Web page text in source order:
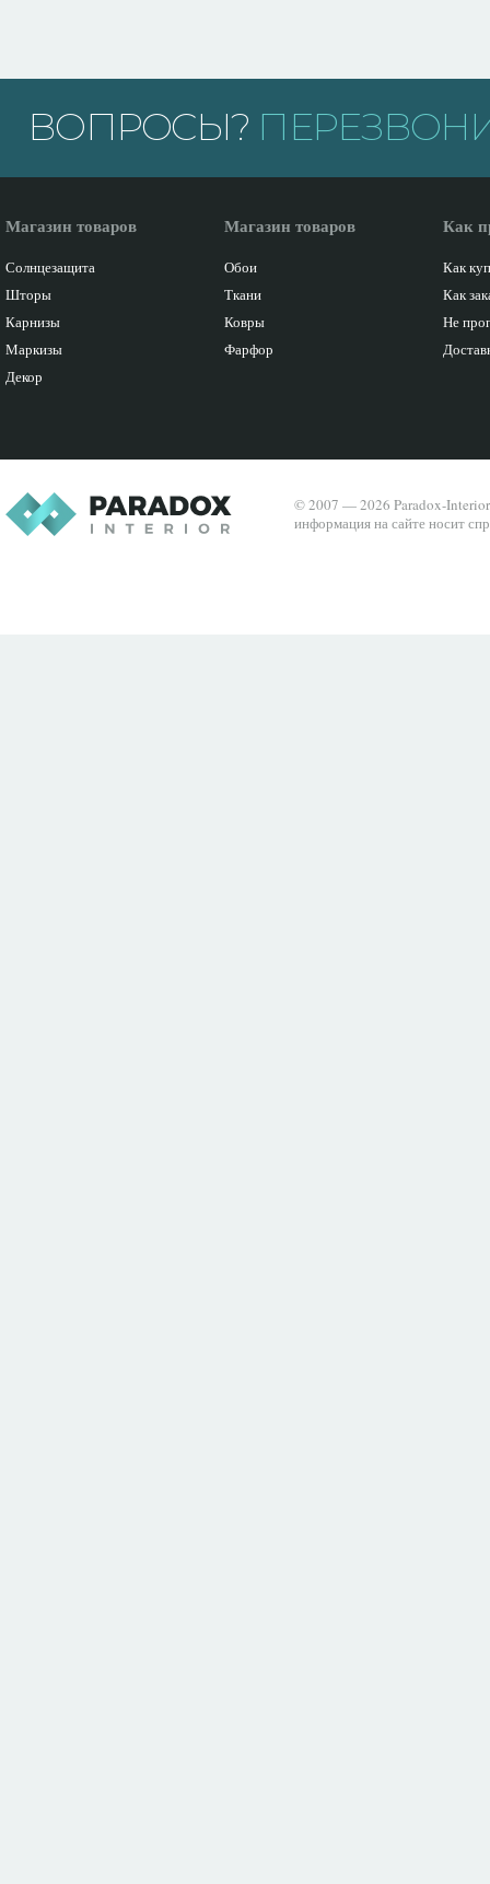
ВОПРОСЫ?
Магазин товаров
Солнцезащита
Шторы
Карнизы
Маркизы
Декор
Магазин товаров
Обои
Ткани
Ковры
Фарфор
Как
Как
Как
Не
© 2007 — 2026 Paradox-
информация на сайте носит